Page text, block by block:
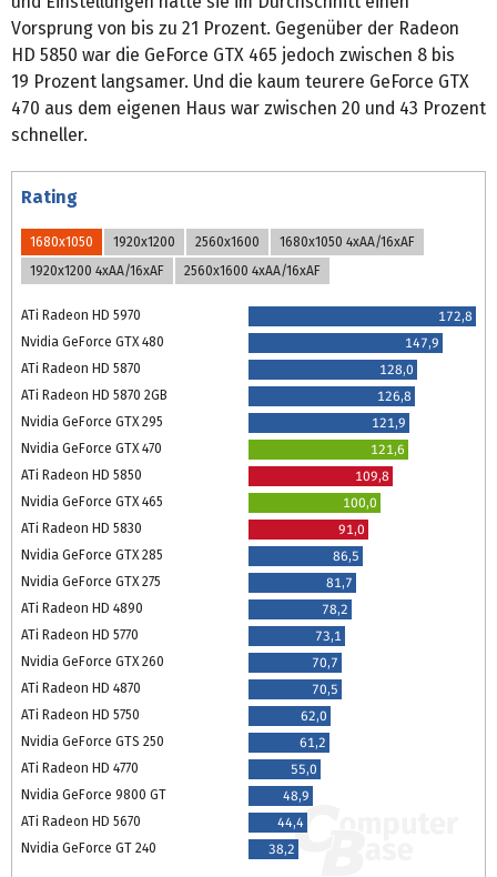
Vorsprung von bis zu 21 Prozent. Gegenüber der Radeon
HD 5850 war die GeForce GTX 465 jedoch zwischen 8 bis
19 Prozent langsamer. Und die kaum teurere GeForce GTX
470 aus dem eigenen Haus war zwischen 20 und 43 Prozent
schneller.
Rating
1680x1050 1920x1200 2560x1600
1680x1050 4xAA/16xAF
1920x1200 4xAA/16xAF
2560x1600 4xAA/16xAF
ATi Radeon HD 5970
172,8
Nvidia GeForce GTX 480
147,9
ATi Radeon HD 5870
128,0
ATi Radeon HD 5870 2GB
126,8
Nvidia GeForce GTX 295
121,9
Nvidia GeForce GTX 470
121,6
ATi Radeon HD 5850
109,8
Nvidia GeForce GTX 465
100,0
ATi Radeon HD 5830
91,0
Nvidia GeForce GTX 285
86,5
Nvidia GeForce GTX 275
81,7
ATi Radeon HD 4890
78,2
ATi Radeon HD 5770
73,1
Nvidia GeForce GTX 260
70,7
ATi Radeon HD 4870
70,5
ATi Radeon HD 5750
62,0
Nvidia GeForce GTS 250
61,2
ATi Radeon HD 4770
55,0
Nvidia GeForce 9800 GT
48,9
ATi Radeon HD 5670
44,4
Nvidia GeForce GT 240
38,2